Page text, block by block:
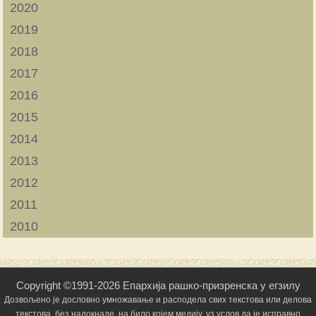
2020
2019
2018
2017
2016
2015
2014
2013
2012
2011
2010
Copyright ©1991-2026 Епархија рашко-призренска у егзилу
Дозвољено је дословно умножавање и расподела свих текстова или делова